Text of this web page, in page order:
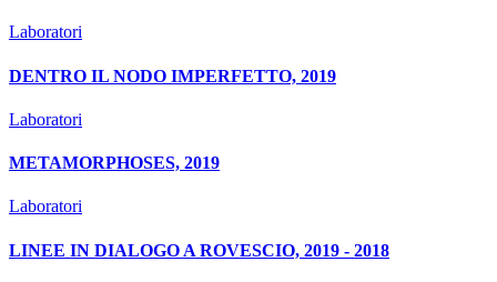
Laboratori
DENTRO IL NODO IMPERFETTO, 2019
Laboratori
METAMORPHOSES, 2019
Laboratori
LINEE IN DIALOGO A ROVESCIO, 2019 - 2018